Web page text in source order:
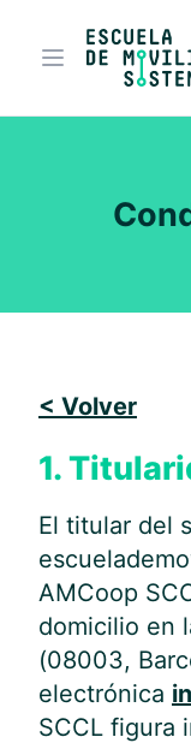
< Volver
1.
El titular del
AMCoop
domicilio en
(08003,
electrónica
SCCL figura